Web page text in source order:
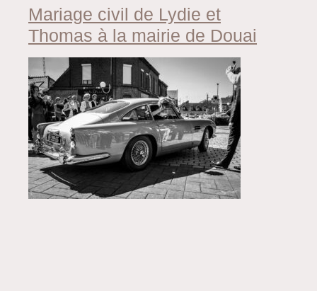
Mariage civil de Lydie et
Thomas à la mairie de Douai